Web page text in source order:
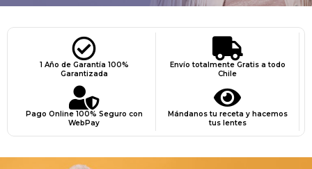
1 Año de Garantía 100%
Garantizada
Envío totalmente Gratis a todo
Chile
Pago Online 100% Seguro con
WebPay
Mándanos tu receta y hacemos
tus lentes